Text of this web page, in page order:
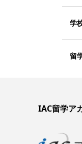
学
留
IAC留学ア